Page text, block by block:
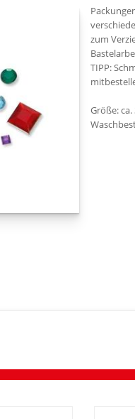
zum
TIPP:
Größe: ca.